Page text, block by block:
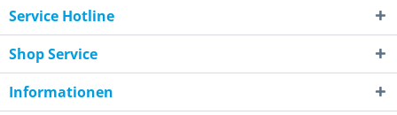
Service Hotline
Shop Service
Informationen